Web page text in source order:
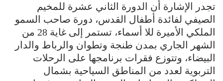
تجدر الإشارة أن الدورة الثاني عشرة للمخيم
الصيفي لفائدة أطفال القدس، دورة صاحب السمو
الملكي الأميرة للا أسماء، تستمر إلى غاية 28 من
الشهر الجاري بمدن طنجة وتطوان والرباط والدار
البيضاء، وتتوزع فقرات برنامجها على الرحلات
التربوية لعدد من المناطق السياحية بشمال